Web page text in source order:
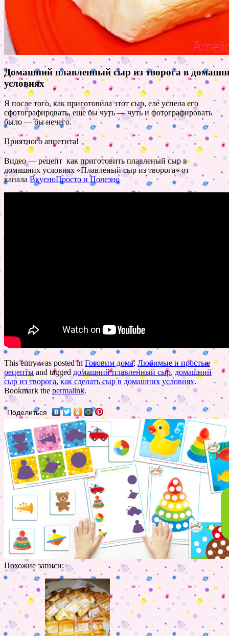
Домашний плавленный сыр из творога в
условиях
Я после того, как приготовила этот сыр, еле успела его
сфотографировать, еще бы чуть — чуть и фотографировать
было — бы нечего.
Приятного аппетита!
Видео — рецепт как приготовить плавленый сыр в
домашних условиях «Плавленый сыр из творога» от
канала ВкусноПросто и Полезно
This entry was posted inГотовим дома,Любимые и простые
рецептыand tagged домашний плавленный сыр, домашний
сыр из творога,как сделать сыр в домашних условиях.
Bookmark the permalink.
Поделиться
Похожие записи: